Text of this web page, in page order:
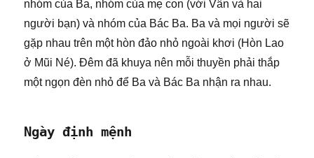
nhóm của Ba, nhóm của mẹ con (với Vân và hai
người bạn) và nhóm của Bác Ba. Ba và mọi người sẽ
gặp nhau trên một hòn đảo nhỏ ngoài khơi (Hòn Lao
ở Mũi Né). Đêm đã khuya nên mỗi thuyền phải thắp
một ngọn đèn nhỏ để Ba và Bác Ba nhận ra nhau.
Ngày định mệnh